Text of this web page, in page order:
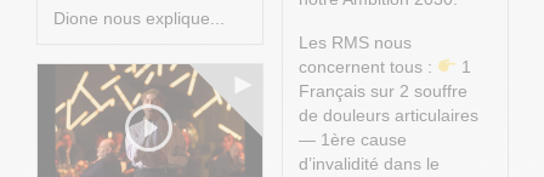
Dione nous explique...
Les RMS nous
concernent tous :
1
Français sur 2 souffre
de douleurs articulaires
— 1ère cause
d’invalidité dans le